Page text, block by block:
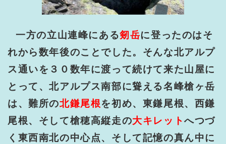
一方の立山連峰にある剱岳に登ったのはそ
れから数年後のことでした。そんな北アルプ
ス通いを３０数年に渡って続けて来た山屋に
とって、北アルプス南部に聳える名峰槍ヶ岳
は、難所の北鎌尾根を初め、東鎌尾根、西鎌
尾根、そして槍穂高縦走の大キレットへつづ
く東西南北の中心点、そして記憶の真ん中に